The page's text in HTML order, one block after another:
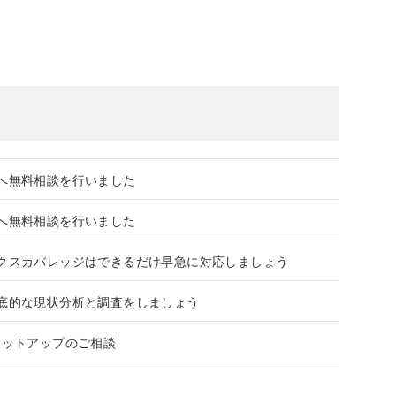
無料相談を行いました
無料相談を行いました
スカバレッジはできるだけ早急に対応しましょう
的な現状分析と調査をしましょう
トアップのご相談